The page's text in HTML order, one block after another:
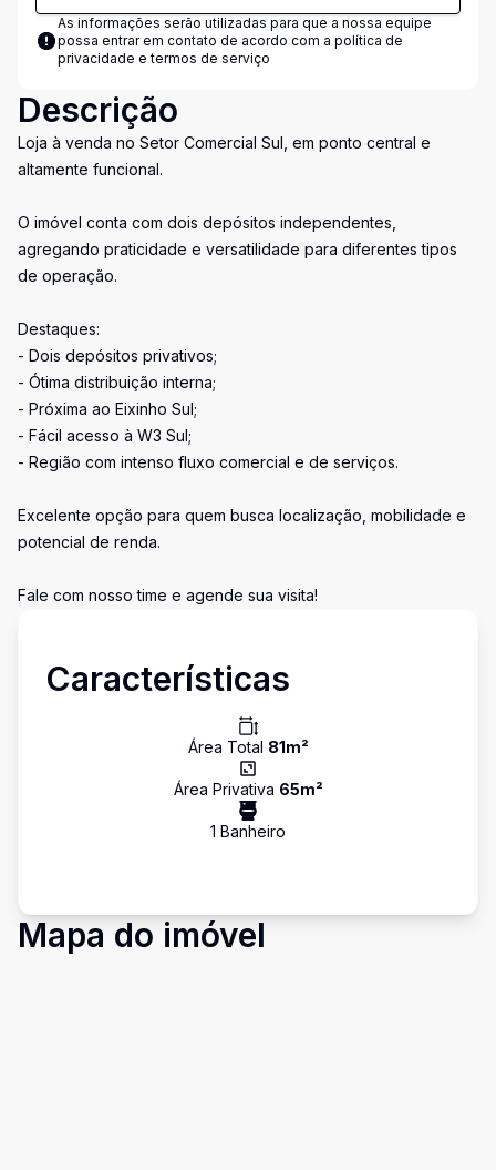
As informações serão utilizadas para que a nossa equipe
possa entrar em contato de acordo com a política de
privacidade e termos de serviço
Descrição
Loja à venda no Setor Comercial Sul, em ponto central e
altamente funcional.
O imóvel conta com dois depósitos independentes,
agregando praticidade e versatilidade para diferentes tipos
de operação.
Destaques:
- Dois depósitos privativos;
- Ótima distribuição interna;
- Próxima ao Eixinho Sul;
- Fácil acesso à W3 Sul;
- Região com intenso fluxo comercial e de serviços.
Excelente opção para quem busca localização, mobilidade e
potencial de renda.
Fale com nosso time e agende sua visita!
Características
Área Total 81m²
Área Privativa 65m²
1 Banheiro
Mapa do imóvel